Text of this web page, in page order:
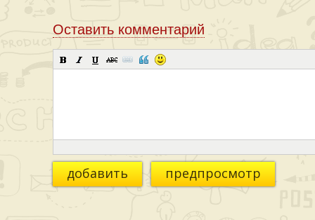
Оставить комментарий
добавить предпросмотр